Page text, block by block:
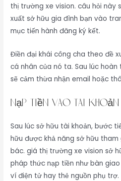
thị trường xe vision. câu hỏi này
xuất sở hữu gia đình bạn vào
mục tiến hành đăng ký kết.
Điền đại khái công cha theo đề
cá nhân của nó ta. Sau lúc hoàn
sẽ cảm thừa nhận email hoặc
Nạp tiền vào tài khoản
Sau lúc sở hữu tài khoản, bước
hữu được khả năng sở hữu
bác. giá thị trường xe vision sở
pháp thức nạp tiền như bàn
ví điện tử hay thẻ nguồn phụ trợ.